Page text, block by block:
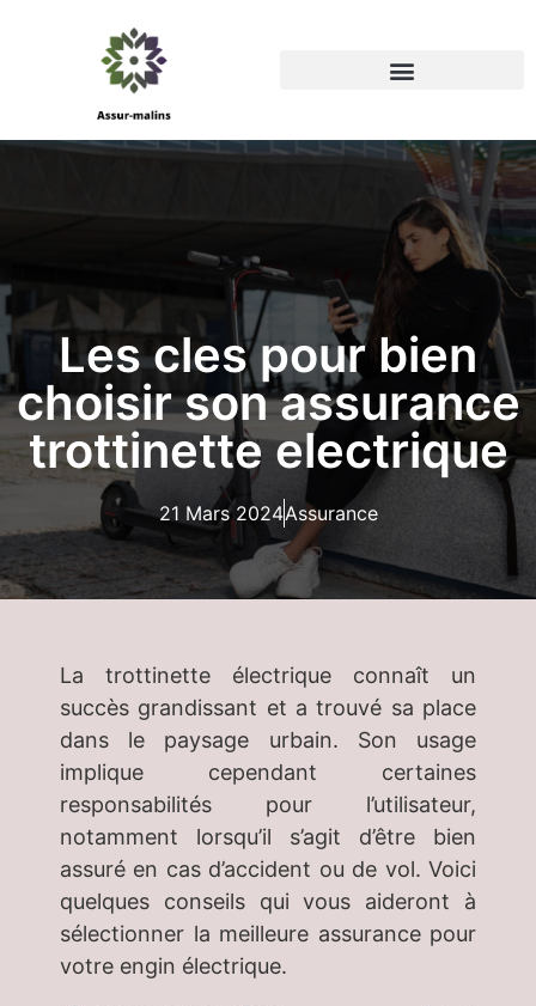
Les cles pour bien
choisir son assurance
trottinette electrique
21 Mars 2024Assurance
La trottinette électrique connaît un
succès grandissant et a trouvé sa place
dans le paysage urbain. Son usage
implique cependant certaines
responsabilités pour l’utilisateur,
notamment lorsqu’il s’agit d’être bien
assuré en cas d’accident ou de vol. Voici
quelques conseils qui vous aideront à
sélectionner la meilleure assurance pour
votre engin électrique.